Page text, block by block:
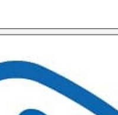
мусор, сотрудники